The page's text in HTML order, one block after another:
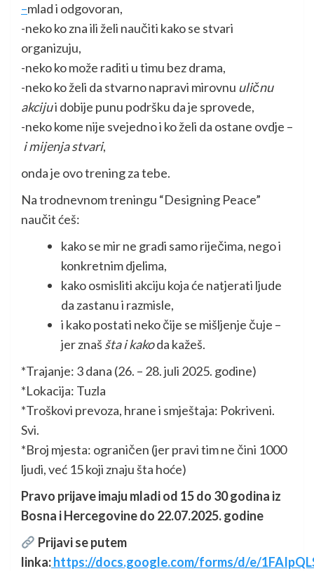
–mlad i odgovoran,
-neko ko zna ili želi naučiti kako se stvari
organizuju,
-neko ko može raditi u timu bez drama,
-neko ko želi da stvarno napravi mirovnu uličnu
akcijui dobije punu podršku da je sprovede,
-neko kome nije svejedno i ko želi da ostane ovdje –
i mijenja stvari,
onda je ovo trening za tebe.
Na trodnevnom treningu “Designing Peace”
naučit ćeš:
kako se mir ne gradi samo riječima, nego i
konkretnim djelima,
kako osmisliti akciju koja će natjerati ljude
da zastanu i razmisle,
i kako postati neko čije se mišljenje čuje –
jer znaš šta i kakoda kažeš.
*Trajanje: 3 dana (26. – 28. juli 2025. godine)
*Lokacija: Tuzla
*Troškovi prevoza, hrane i smještaja: Pokriveni.
Svi.
*Broj mjesta: ograničen (jer pravi tim ne čini 1000
ljudi, već 15 koji znaju šta hoće)
Pravo prijave imaju mladi od 15 do 30 godina iz
Bosna i Hercegovine do 22.07.2025. godine
Prijavi se putem
linka:https://docs.google.com/forms/d/e/